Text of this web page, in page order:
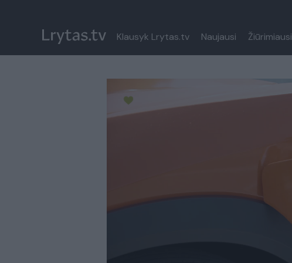
Klausyk Lrytas.tv Naujausi Žiūrimiausi